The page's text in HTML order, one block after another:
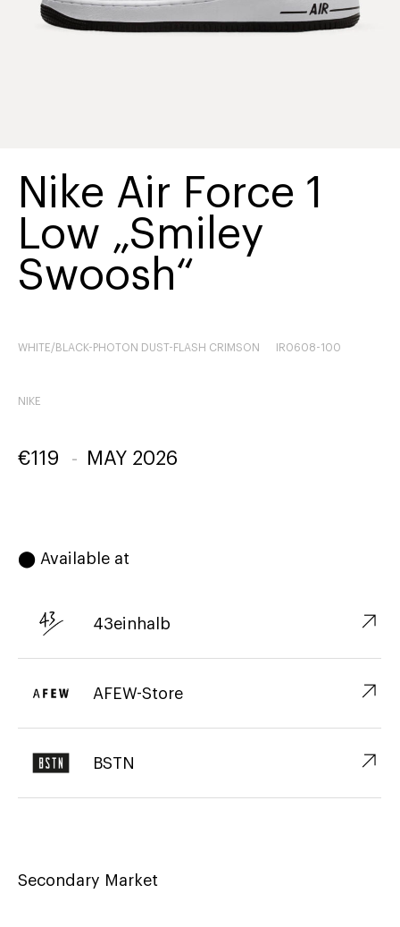
Nike Air Force 1
Low „Smiley
Swoosh“
WHITE/BLACK-PHOTON DUST-FLASH CRIMSON IR0608-100
NIKE
€119 - MAY 2026
⬤ Available at
43einhalb ↗︎
AFEW-Store ↗︎
BSTN ↗︎
Secondary Market